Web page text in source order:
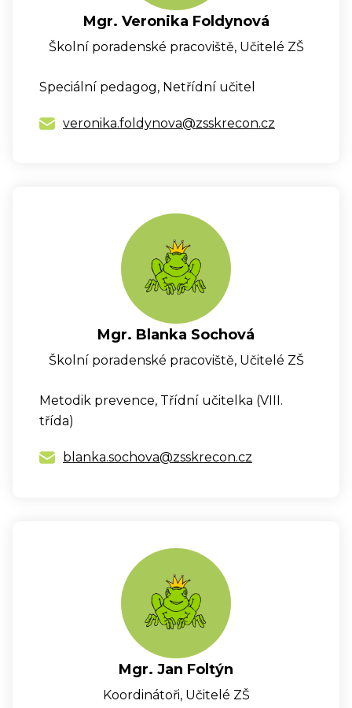
Mgr. Veronika Foldynová
Školní poradenské pracoviště, Učitelé ZŠ
Speciální pedagog, Netřídní učitel
veronika.foldynova@zsskrecon.cz
Mgr. Blanka Sochová
Školní poradenské pracoviště, Učitelé ZŠ
Metodik prevence, Třídní učitelka (VIII.
třída)
blanka.sochova@zsskrecon.cz
Mgr. Jan Foltýn
Koordinátoři, Učitelé ZŠ